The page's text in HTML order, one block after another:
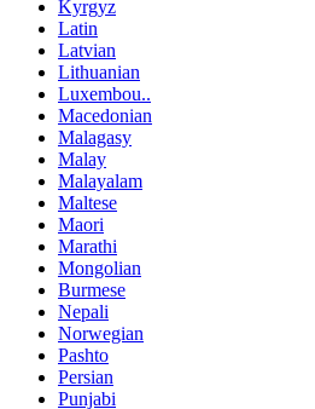
Kyrgyz
Latin
Latvian
Lithuanian
Luxembou..
Macedonian
Malagasy
Malay
Malayalam
Maltese
Maori
Marathi
Mongolian
Burmese
Nepali
Norwegian
Pashto
Persian
Punjabi